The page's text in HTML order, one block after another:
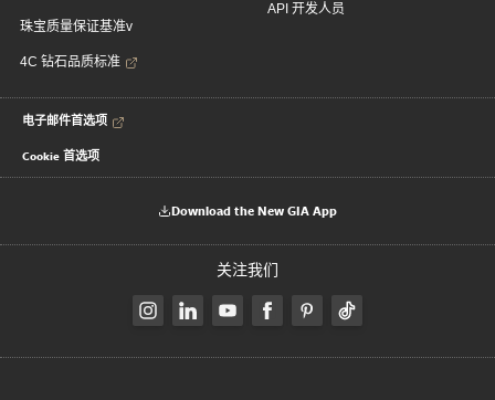
珠宝质量保证基准v
4C 钻石品质标准
API 开发人员
电子邮件首选项
Cookie 首选项
Download the New GIA App
关注我们